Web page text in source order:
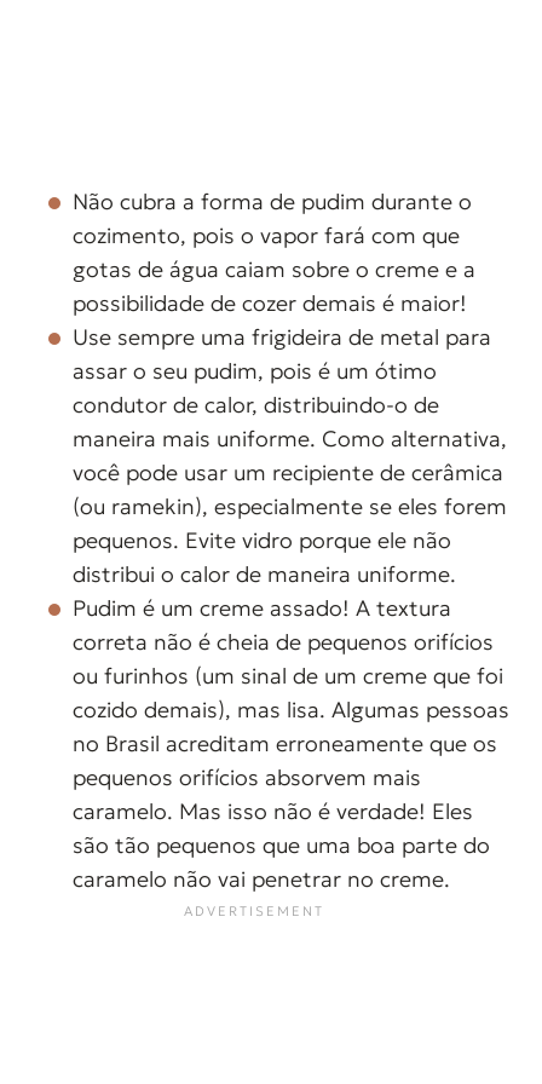
Não cubra a forma de pudim durante o
cozimento, pois o vapor fará com que
gotas de água caiam sobre o creme e a
possibilidade de cozer demais é maior!
Use sempre uma frigideira de metal para
assar o seu pudim, pois é um ótimo
condutor de calor, distribuindo-o de
maneira mais uniforme. Como alternativa,
você pode usar um recipiente de cerâmica
(ou ramekin), especialmente se eles forem
pequenos. Evite vidro porque ele não
distribui o calor de maneira uniforme.
Pudim é um creme assado! A textura
correta não é cheia de pequenos orifícios
ou furinhos (um sinal de um creme que foi
cozido demais), mas lisa. Algumas pessoas
no Brasil acreditam erroneamente que os
pequenos orifícios absorvem mais
caramelo. Mas isso não é verdade! Eles
são tão pequenos que uma boa parte do
caramelo não vai penetrar no creme.